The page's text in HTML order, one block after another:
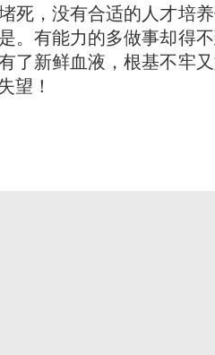
死，没有合适的人才培
。有能力的多做事却得
了新鲜血液，根基不牢
望！